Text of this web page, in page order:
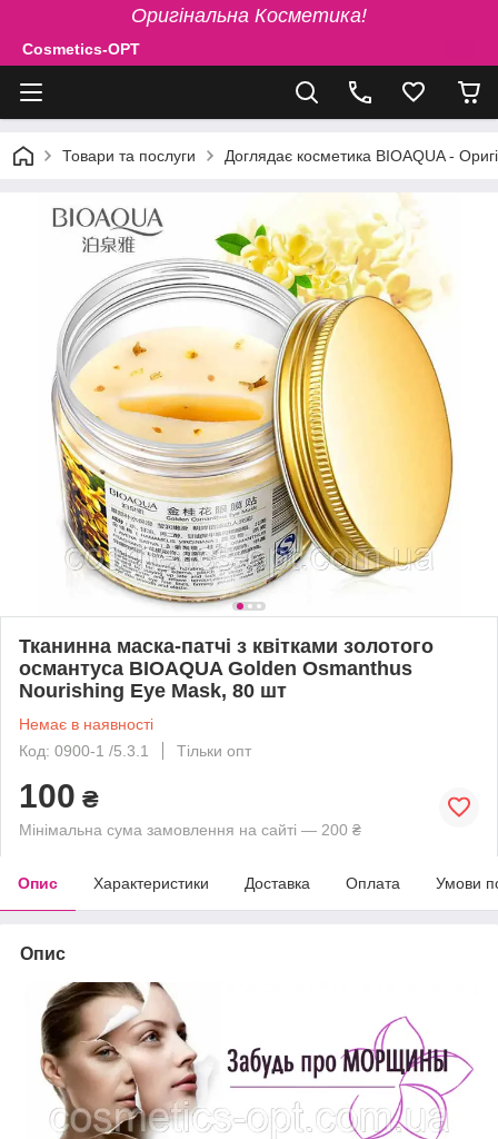
Оригінальна Косметика!
Cosmetics-OPT
Товари та послуги Доглядає косметика BIOAQUA -
Тканинна маска-патчі з квітками золотого
османтуса BIOAQUA Golden Osmanthus
Nourishing Eye Mask, 80 шт
Немає в наявності
Код: 0900-1 /5.3.1
Тільки опт
100 ₴
Мінімальна сума замовлення на сайті — 200 ₴
Опис Характеристики Доставка Оплата Умови
Опис